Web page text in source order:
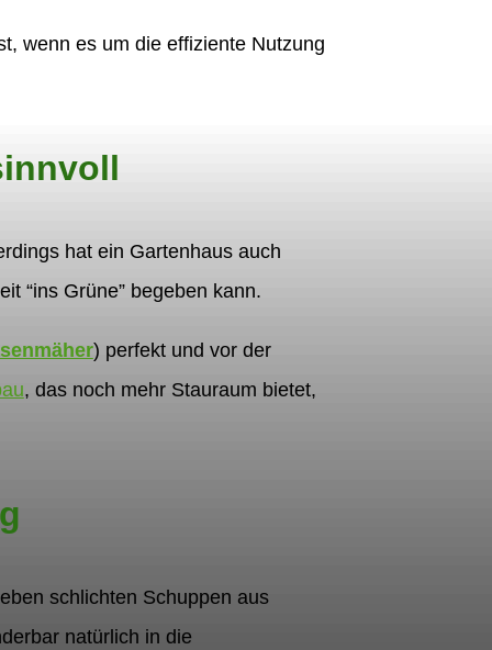
wenn es um die effiziente Nutzung
hat ein Gartenhaus auch
“ins Grüne” begeben kann.
) perfekt und vor der
, das noch mehr Stauraum bietet,
schlichten Schuppen aus
natürlich in die